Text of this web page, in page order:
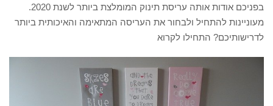
בפניכם אודות אותה עריסת תינוק המומלצת ביותר לשנת 2020.
מעוניינות להתחיל ולבחור את העריסה המתאימה והאיכותית ביותר
לדרישותיכם? התחילו לקרוא